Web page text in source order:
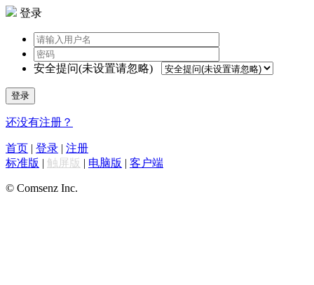
登录
安全提问(未设置请忽略)
登录
还没有注册？
首页 | 登录 | 注册
标准版 | 触屏版 | 电脑版 | 客户端
© Comsenz Inc.